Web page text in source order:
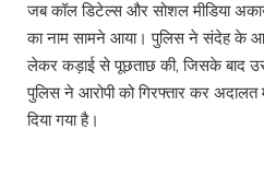
जब कॉल डिटेल्स और सोशल मीडिया
का नाम सामने आया। पुलिस ने संदेह के
लेकर कड़ाई से पूछताछ की, जिसके बाद
पुलिस ने आरोपी को गिरफ्तार कर
दिया गया है।